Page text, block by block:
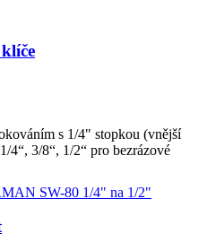
s 1/4" stopkou (vnější
4“, 3/8“, 1/2“ pro bezrázové